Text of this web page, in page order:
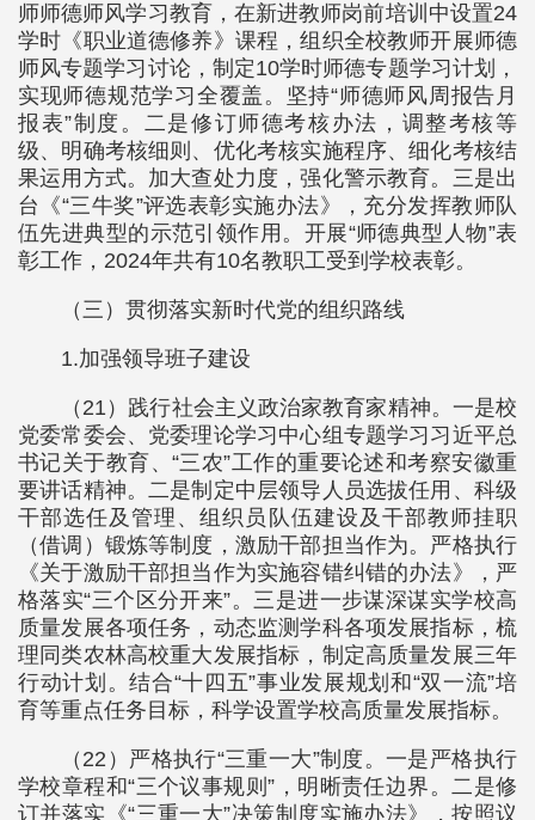
师师德师风学习教育，在新进教师岗前培训中设置24
学时《职业道德修养》课程，组织全校教师开展师德
师风专题学习讨论，制定10学时师德专题学习计划，
实现师德规范学习全覆盖。坚持“师德师风周报告月
报表”制度。二是修订师德考核办法，调整考核等
级、明确考核细则、优化考核实施程序、细化考核结
果运用方式。加大查处力度，强化警示教育。三是出
台《“三牛奖”评选表彰实施办法》，充分发挥教师队
伍先进典型的示范引领作用。开展“师德典型人物”表
彰工作，2024年共有10名教职工受到学校表彰。
（三）贯彻落实新时代党的组织路线
1.加强领导班子建设
（21）践行社会主义政治家教育家精神。一是校
党委常委会、党委理论学习中心组专题学习习近平总
书记关于教育、“三农”工作的重要论述和考察安徽重
要讲话精神。二是制定中层领导人员选拔任用、科级
干部选任及管理、组织员队伍建设及干部教师挂职
（借调）锻炼等制度，激励干部担当作为。严格执行
《关于激励干部担当作为实施容错纠错的办法》，严
格落实“三个区分开来”。三是进一步谋深谋实学校高
质量发展各项任务，动态监测学科各项发展指标，梳
理同类农林高校重大发展指标，制定高质量发展三年
行动计划。结合“十四五”事业发展规划和“双一流”培
育等重点任务目标，科学设置学校高质量发展指标。
（22）严格执行“三重一大”制度。一是严格执行
学校章程和“三个议事规则”，明晰责任边界。二是修
订并落实《“三重一大”决策制度实施办法》，按照议